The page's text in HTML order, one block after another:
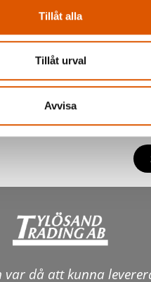
Tillåt alla
Tillåt urval
Avvisa
var då att kunna